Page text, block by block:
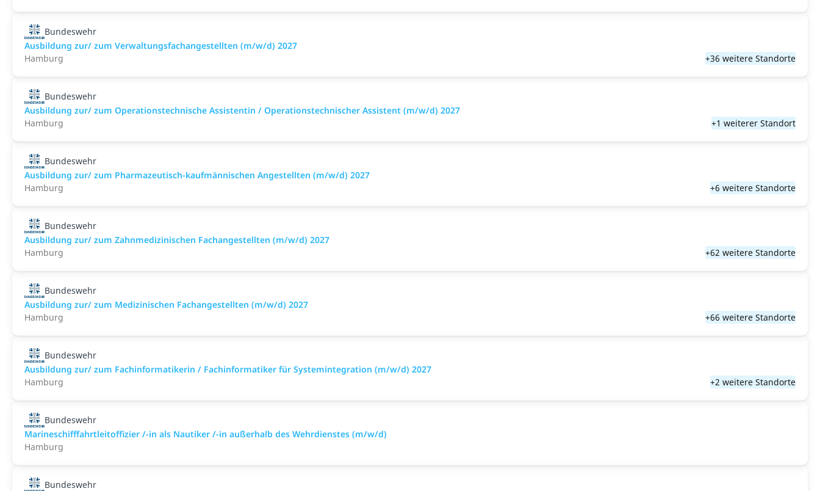
Bundeswehr
Ausbildung zur/ zum Verwaltungsfachangestellten (m/w/d) 2027
Hamburg
+36 weitere Standorte
Bundeswehr
Ausbildung zur/ zum Operationstechnische Assistentin / Operationstechnischer Assistent (m/w/d) 2027
Hamburg
+1 weiterer Standort
Bundeswehr
Ausbildung zur/ zum Pharmazeutisch-kaufmännischen Angestellten (m/w/d) 2027
Hamburg
+6 weitere Standorte
Bundeswehr
Ausbildung zur/ zum Zahnmedizinischen Fachangestellten (m/w/d) 2027
Hamburg
+62 weitere Standorte
Bundeswehr
Ausbildung zur/ zum Medizinischen Fachangestellten (m/w/d) 2027
Hamburg
+66 weitere Standorte
Bundeswehr
Ausbildung zur/ zum Fachinformatikerin / Fachinformatiker für Systemintegration (m/w/d) 2027
Hamburg
+2 weitere Standorte
Bundeswehr
Marineschifffahrtleitoffizier /-in als Nautiker /-in außerhalb des Wehrdienstes (m/w/d)
Hamburg
Bundeswehr